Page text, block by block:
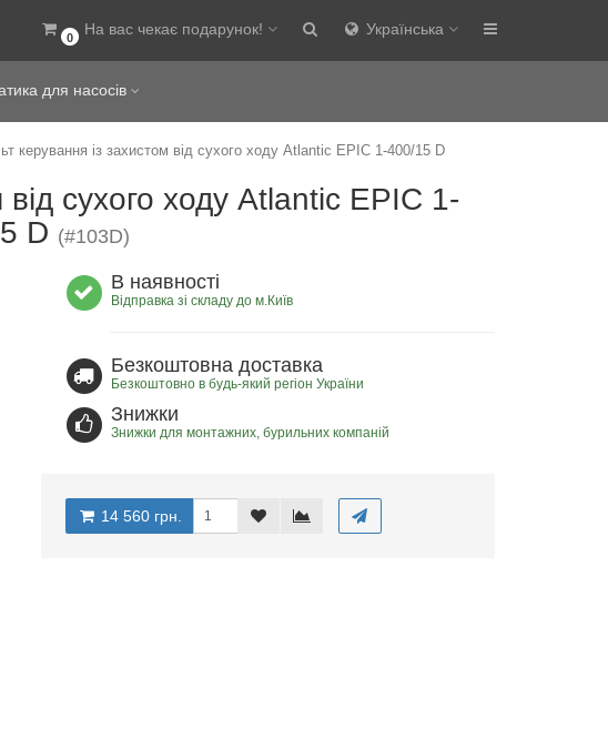
0
На вас чекає подарунок! Українська
для насосів
керування із захистом від сухого ходу Atlantic EPIC 1-400/15 D
сухого ходу Atlantic EPIC 1-
D (#103D)
В наявності
Відправка зі складу до м.Київ
Безкоштовна доставка
Безкоштовно в будь-який регіон України
Знижки
Знижки для монтажних, бурильних компаній
14 560 грн.